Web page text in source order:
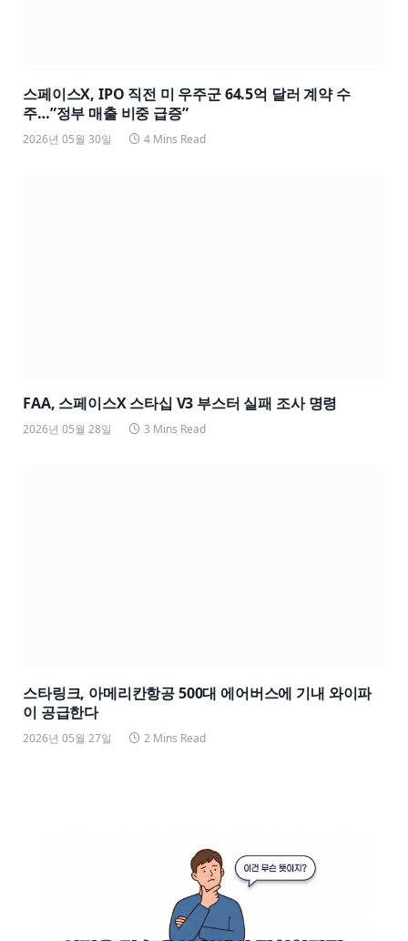
스페이스X, IPO 직전 미 우주군 64.5억 달러 계약 수
주…”정부 매출 비중 급증”
2026년 05월 30일 4 Mins Read
FAA, 스페이스X 스타십 V3 부스터 실패 조사 명령
2026년 05월 28일 3 Mins Read
스타링크, 아메리칸항공 500대 에어버스에 기내 와이파
이 공급한다
2026년 05월 27일 2 Mins Read